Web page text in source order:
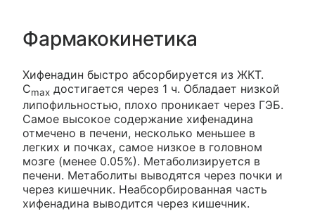
Фармакокинетика
Хифенадин быстро абсорбируется из ЖКТ.
Cmax достигается через 1 ч. Обладает низкой
липофильностью, плохо проникает через ГЭБ.
Самое высокое содержание хифенадина
отмечено в печени, несколько меньшее в
легких и почках, самое низкое в головном
мозге (менее 0.05%). Метаболизируется в
печени. Метаболиты выводятся через почки и
через кишечник. Неабсорбированная часть
хифенадина выводится через кишечник.